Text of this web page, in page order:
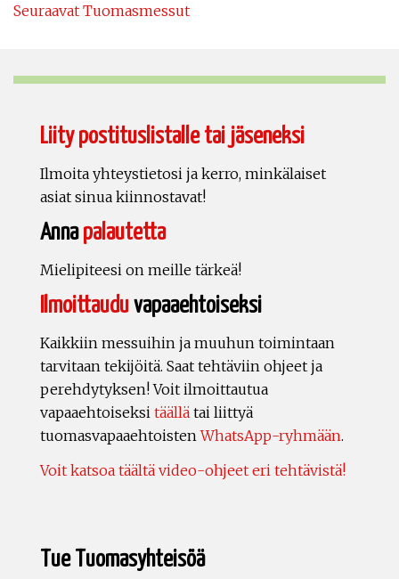
Seuraavat Tuomasmessut
Liity postituslistalle tai jäseneksi
Ilmoita yhteystietosi ja kerro, minkälaiset
asiat sinua kiinnostavat!
Annapalautetta
Mielipiteesi on meille tärkeä!
Ilmoittauduvapaaehtoiseksi
Kaikkiin messuihin ja muuhun toimintaan
tarvitaan tekijöitä. Saat tehtäviin ohjeet ja
perehdytyksen! Voit ilmoittautua
vapaaehtoiseksi täällä tai liittyä
tuomasvapaaehtoistenWhatsApp-ryhmään.
Voit katsoa täältä video-ohjeet eri tehtävistä!
Tue Tuomasyhteisöä